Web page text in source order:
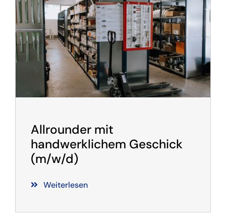
Allrounder mit
handwerklichem Geschick
(m/w/d)
Weiterlesen